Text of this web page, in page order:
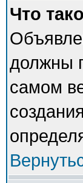
Что
должны
самом